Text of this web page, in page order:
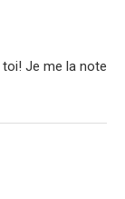
Je me la note